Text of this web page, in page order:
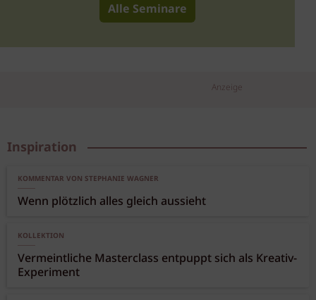
Alle Seminare
Anzeige
Inspiration
KOMMENTAR VON STEPHANIE WAGNER
Wenn plötzlich alles gleich aussieht
KOLLEKTION
Vermeintliche Masterclass entpuppt sich als Kreativ-
Experiment